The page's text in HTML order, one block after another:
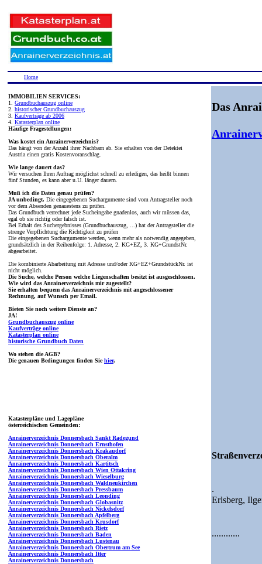
Home
IMMOBILIEN SERVICES:
1. Grundbuchauszug online
2. historischer Grundbuchauszug
3. Kaufverträge ab 2006
4. Katasterplan online
Häufige Fragestellungen:
Was kostet ein Anrainerverzeichnis?
Das hängt von der Anzahl ihrer Nachbarn ab. Sie erhalten von der Detektei
Austria einen gratis Kostenvoranschlag.
Wie lange dauert das?
Wir versuchen Ihren Auftrag möglichst schnell zu erledigen, das heißt binnen
fünf Stunden, es kann aber u.U. länger dauern.
Muß ich die Daten genau prüfen?
JA unbedingt. Die eingegebenen Suchargumente sind vom Antragsteller noch
vor dem Absenden genauestens zu prüfen.
Das Grundbuch verrechnet jede Sucheingabe gnadenlos, auch wir müssen das,
egal ob sie richtig oder falsch ist.
Bei Erhalt des Suchergebnisses (Grundbuchauszug, ...) hat der Antragsteller die
strenge Verpflichtung die Richtigkeit zu prüfen
Die eingegebenen Suchargumente werden, wenn mehr als notwendig angegeben,
grundsätzlich in der Reihenfolge: 1. Adresse, 2. KG+EZ, 3. KG+GrundstNr.
abgearbeitet.
Die kombinierte Abarbeitung mit Adresse und/oder KG+EZ+GrundstückNr. ist
nicht möglich.
Die Suche, welche Person welche Liegenschaften besitzt ist ausgeschlossen.
Wie wird das Anrainerverzeichnis mir zugestellt?
Sie erhalten bequem das Anrainerverzeichnis mit angeschlossener
Rechnung, auf Wunsch per Email.
Bieten Sie noch weitere Dienste an?
JA!
Grundbuchauszug online
Kaufverträge online
Katasterplan online
historische Grundbuch Daten
Wo stehen die AGB?
Die genauen Bedingungen finden Siehier.
Katasterpläne und Lagepläne
österreichischen Gemeinden:
Anrainerverzeichnis Donnersbach Sankt Radegund
Anrainerverzeichnis Donnersbach Ernsthofen
Anrainerverzeichnis Donnersbach Krakaudorf
Anrainerverzeichnis Donnersbach Oberalm
Anrainerverzeichnis Donnersbach Kartitsch
Anrainerverzeichnis Donnersbach Wien Ottakring
Anrainerverzeichnis Donnersbach Wieselburg
Anrainerverzeichnis Donnersbach Waldneukirchen
Anrainerverzeichnis Donnersbach Pressbaum
Anrainerverzeichnis Donnersbach Leonding
Anrainerverzeichnis Donnersbach Globasnitz
Anrainerverzeichnis Donnersbach Nickelsdorf
Anrainerverzeichnis Donnersbach Apfelberg
Anrainerverzeichnis Donnersbach Krusdorf
Anrainerverzeichnis Donnersbach Rietz
Anrainerverzeichnis Donnersbach Baden
Anrainerverzeichnis Donnersbach Lustenau
Anrainerverzeichnis Donnersbach Obertrum am See
Anrainerverzeichnis Donnersbach Itter
Anrainerverzeichnis Donnersbach
Das
.
Erlsberg,
............